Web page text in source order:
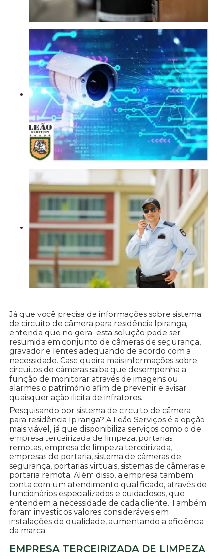
Já que você precisa de informações sobre sistema
de circuito de câmera para residência Ipiranga,
entenda que no geral esta solução pode ser
resumida em conjunto de câmeras de segurança,
gravador e lentes adequando de acordo com a
necessidade. Caso queira mais informações sobre
circuitos de câmeras saiba que desempenha a
função de monitorar através de imagens ou
alarmes o património afim de prevenir e avisar
quaisquer ação ilicita de infratores.
Pesquisando por sistema de circuito de câmera
para residência Ipiranga? A Leão Serviços é a opção
mais viável, já que disponibiliza serviços como o de
empresa terceirizada de limpeza, portarias
remotas, empresa de limpeza terceirizada,
empresas de portaria, sistema de câmeras de
segurança, portarias virtuais, sistemas de câmeras e
portaria remota. Além disso, a empresa também
conta com um atendimento qualificado, através de
funcionários especializados e cuidadosos, que
entendem a necessidade de cada cliente. Também
foram investidos valores consideráveis em
instalações de qualidade, aumentando a eficiência
da marca.
EMPRESA TERCEIRIZADA DE LIMPEZA